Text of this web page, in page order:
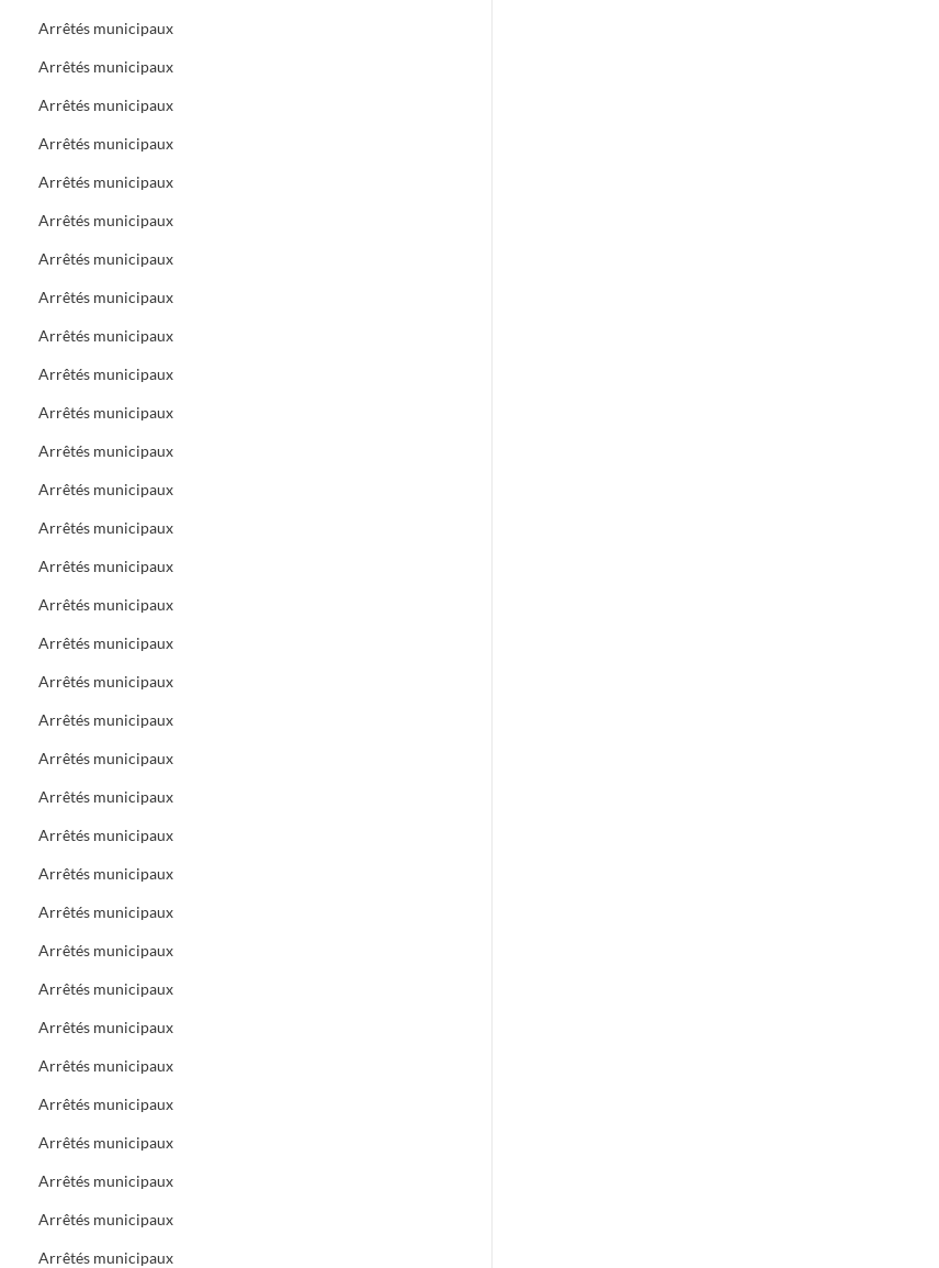
Arrêtés municipaux
Arrêtés municipaux
Arrêtés municipaux
Arrêtés municipaux
Arrêtés municipaux
Arrêtés municipaux
Arrêtés municipaux
Arrêtés municipaux
Arrêtés municipaux
Arrêtés municipaux
Arrêtés municipaux
Arrêtés municipaux
Arrêtés municipaux
Arrêtés municipaux
Arrêtés municipaux
Arrêtés municipaux
Arrêtés municipaux
Arrêtés municipaux
Arrêtés municipaux
Arrêtés municipaux
Arrêtés municipaux
Arrêtés municipaux
Arrêtés municipaux
Arrêtés municipaux
Arrêtés municipaux
Arrêtés municipaux
Arrêtés municipaux
Arrêtés municipaux
Arrêtés municipaux
Arrêtés municipaux
Arrêtés municipaux
Arrêtés municipaux
Arrêtés municipaux